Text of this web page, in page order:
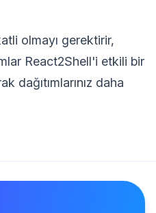
olmayı gerektirir,
React2Shell'i etkili bir
dağıtımlarınız daha